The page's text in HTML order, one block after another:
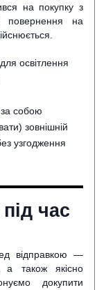
на покупку з
повернення на
освітлення
собою
зовнішній
узгодження
час
відправкою —
а також якісно
докупити